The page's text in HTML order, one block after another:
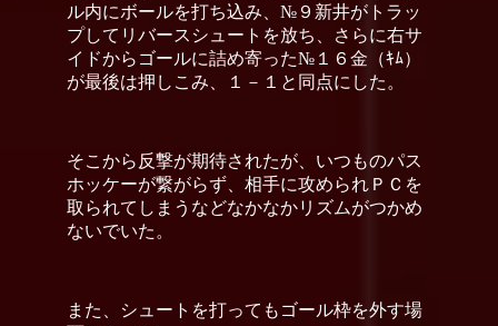
ル内にボールを打ち込み、№９新井がトラッ
プしてリバースシュートを放ち、さらに右サ
イドからゴールに詰め寄った№１６金（ｷﾑ）
が最後は押しこみ、１－１と同点にした。
そこから反撃が期待されたが、いつものパス
ホッケーが繋がらず、相手に攻められＰＣを
取られてしまうなどなかなかリズムがつかめ
ないでいた。
また、シュートを打ってもゴール枠を外す場